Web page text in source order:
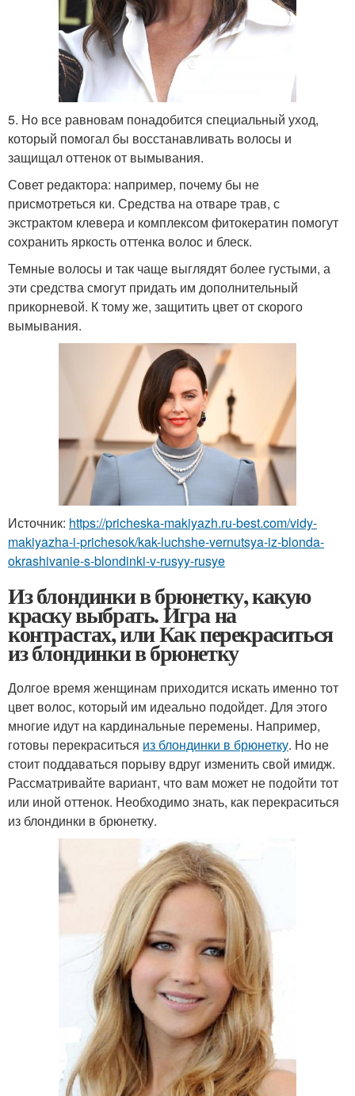
5. Но все равновам понадобится специальный уход,
который помогал бы восстанавливать волосы и
защищал оттенок от вымывания.
Совет редактора: например, почему бы не
присмотреться ки. Средства на отваре трав, с
экстрактом клевера и комплексом фитокератин помогут
сохранить яркость оттенка волос и блеск.
Темные волосы и так чаще выглядят более густыми, а
эти средства смогут придать им дополнительный
прикорневой. К тому же, защитить цвет от скорого
вымывания.
Источник: https://pricheska-makiyazh.ru-best.com/vidy-
makiyazha-i-prichesok/kak-luchshe-vernutsya-iz-blonda-
okrashivanie-s-blondinki-v-rusyy-rusye
Из блондинки в брюнетку, какую
краску выбрать. Игра на
контрастах, или Как перекраситься
из блондинки в брюнетку
Долгое время женщинам приходится искать именно тот
цвет волос, который им идеально подойдет. Для этого
многие идут на кардинальные перемены. Например,
готовы перекраситься из блондинки в брюнетку. Но не
стоит поддаваться порыву вдруг изменить свой имидж.
Рассматривайте вариант, что вам может не подойти тот
или иной оттенок. Необходимо знать, как перекраситься
из блондинки в брюнетку.